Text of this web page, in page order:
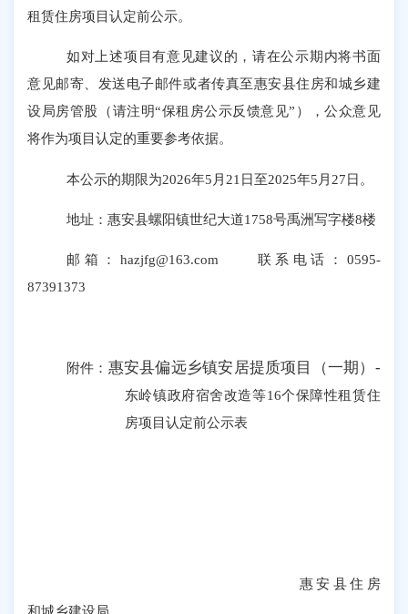
租赁住房项目认定前公示。
如对上述项目有意见建议的，请在公示期内将书面
意见邮寄、发送电子邮件或者传真至惠安县住房和城乡建
设局房管股（请注明“保租房公示反馈意见” ） ，公众意见
将作为项目认定的重要参考依据。
本公示的期限为2026年5 月 21 日至2025年5 月 27日 。
地址：惠安县螺阳镇世纪大道1758号禹洲写字楼8楼
邮箱： hazjfg@163.com 联系 电话： 0595-
87391373
附件： 惠安县偏远乡镇安居提质项目（一期） -
东岭镇政府宿舍改造等16个保障性租赁住
房项目认定前公示表
惠安县住房
和城乡建设局